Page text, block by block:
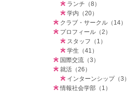
ランチ（8）
学内（20）
クラブ・サークル（14）
プロフィール（2）
スタッフ（1）
学生（41）
国際交流（3）
就活（26）
インターンシップ（3）
情報社会学部（1）